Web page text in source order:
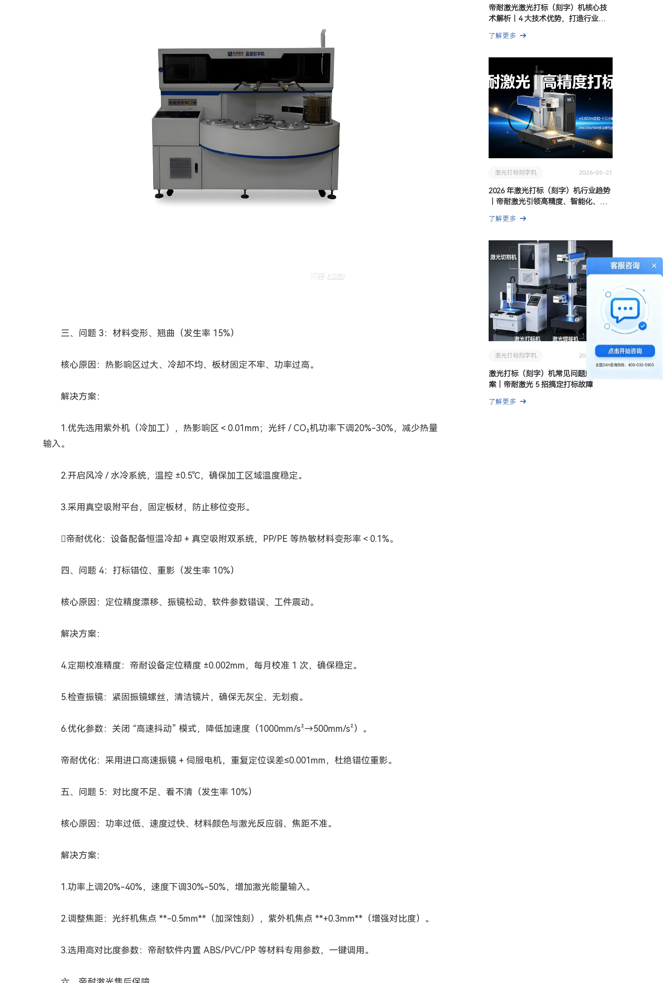
三、问题 3：材料变形、翘曲（发生率 15%）
核心原因：热影响区过大、冷却不均、板材固定不牢、功率过高。
解决方案：
1.优先选用紫外机（冷加工），热影响区＜0.01mm；光纤 / CO₂机功率下调20%-30%，减少热量
输入。
2.开启风冷 / 水冷系统，温控 ±0.5℃，确保加工区域温度稳定。
3.采用真空吸附平台，固定板材，防止移位变形。
帝耐优化：设备配备恒温冷却 + 真空吸附双系统，PP/PE 等热敏材料变形率＜0.1%。
四、问题 4：打标错位、重影（发生率 10%）
核心原因：定位精度漂移、振镜松动、软件参数错误、工件震动。
解决方案：
4.定期校准精度：帝耐设备定位精度 ±0.002mm，每月校准 1 次，确保稳定。
5.检查振镜：紧固振镜螺丝，清洁镜片，确保无灰尘、无划痕。
6.优化参数：关闭 “高速抖动” 模式，降低加速度（1000mm/s²→500mm/s²）。
帝耐优化：采用进口高速振镜 + 伺服电机，重复定位误差≤0.001mm，杜绝错位重影。
五、问题 5：对比度不足、看不清（发生率 10%）
核心原因：功率过低、速度过快、材料颜色与激光反应弱、焦距不准。
解决方案：
1.功率上调20%-40%，速度下调30%-50%，增加激光能量输入。
2.调整焦距：光纤机焦点 **-0.5mm**（加深蚀刻），紫外机焦点 **+0.3mm**（增强对比度）。
3.选用高对比度参数：帝耐软件内置 ABS/PVC/PP 等材料专用参数，一键调用。
帝耐激光激光打标（刻字）机核心技
术解析｜4 大技术优势，打造行业标
了解更多
激光打标刻字机 2026-05-21
2026 年激光打标（刻字）机行业趋势
｜帝耐激光引领高精度、智能化、绿
了解更多
激光打标刻字机 2026-05-21
激光打标（刻字）机常见问题解决方
案｜帝耐激光 5 招搞定打标故障
了解更多